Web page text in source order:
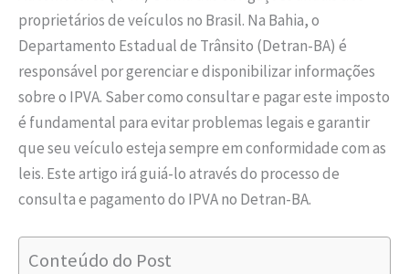
proprietários de veículos no Brasil. Na Bahia, o
Departamento Estadual de Trânsito (Detran-BA) é
responsável por gerenciar e disponibilizar informações
sobre o IPVA. Saber como consultar e pagar este imposto
é fundamental para evitar problemas legais e garantir
que seu veículo esteja sempre em conformidade com as
leis. Este artigo irá guiá-lo através do processo de
consulta e pagamento do IPVA no Detran-BA.
Conteúdo do Post